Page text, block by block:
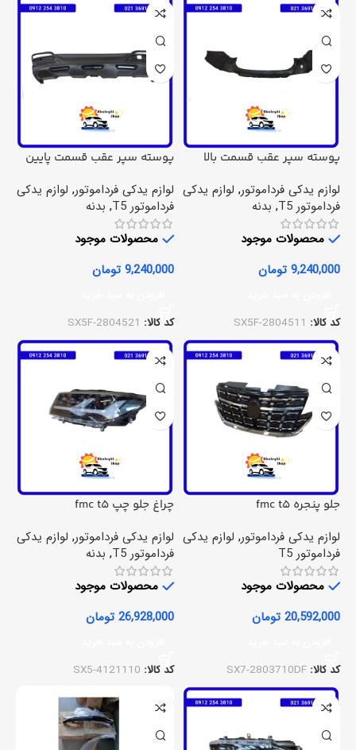
پوسته سپر عقب قسمت بالا
لوازم یدکی فرداموتور, لوازم یدکی
فرداموتور T5
, بدنه
محصولات موجود
9,240,000 تومان
کد کالا: SX5F-2804511
پوسته سپر عقب قسمت پایین
لوازم یدکی فرداموتور, لوازم یدکی
فرداموتور T5
, بدنه
محصولات موجود
9,240,000 تومان
کد کالا: SX5F-2804521
جلو پنجره fmc t5
لوازم یدکی فرداموتور, لوازم یدکی
فرداموتور T5
محصولات موجود
20,592,000 تومان
کد کالا: SX7-2803710DF
چراغ جلو چپ fmc t5
لوازم یدکی فرداموتور, لوازم یدکی
فرداموتور T5
, بدنه
محصولات موجود
26,928,000 تومان
کد کالا: SX5-4121110